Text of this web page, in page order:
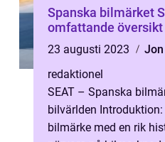
Spanska bilmärket
omfattande översikt
23 augusti 2023
redaktionel
SEAT – Spanska
bilvärlden
bilmärke med en rik